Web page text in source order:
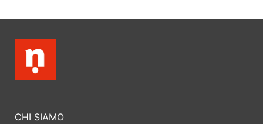
CHI SIAMO